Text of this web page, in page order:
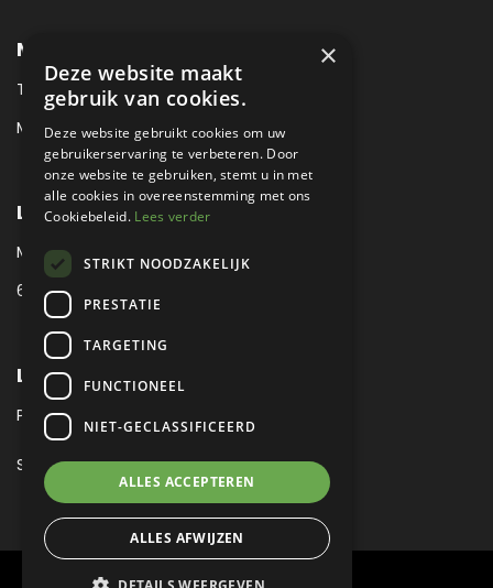
METROPOLE MUSEUM CONTACT
TEL:088 425 94 00
MAIL:MUSEUM@METROPOLE.NL
LOCATIE
MEUBELLAAN 1 / VIA ENZO FERRARI
6651 KV DRUTEN / THE NETHERLANDS
LEGAL
PRIVACY VERKLARING
SITEMAP
×
Deze website maakt
gebruik van cookies.
Deze website gebruikt cookies om uw
gebruikerservaring te verbeteren. Door
onze website te gebruiken, stemt u in met
alle cookies in overeenstemming met ons
Cookiebeleid. Lees verder
STRIKT NOODZAKELIJK
PRESTATIE
TARGETING
FUNCTIONEEL
NIET-GECLASSIFICEERD
ALLES ACCEPTEREN
ALLES AFWIJZEN